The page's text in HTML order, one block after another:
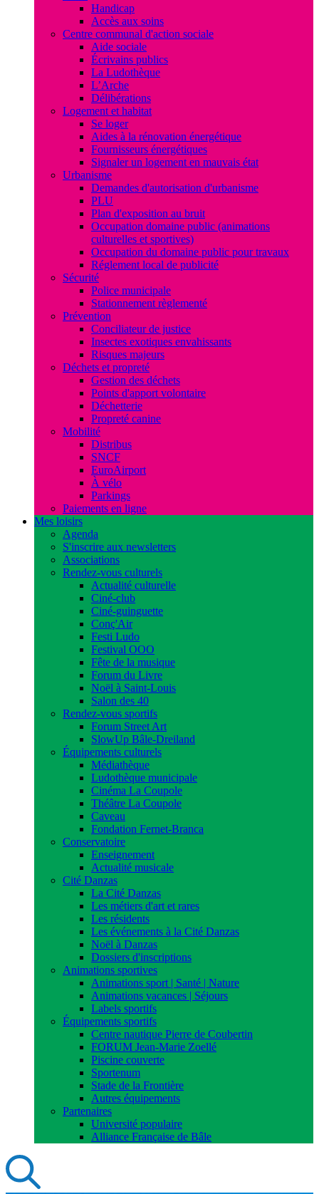
Handicap
Accès aux soins
Centre communal d'action sociale
Aide sociale
Écrivains publics
La Ludothèque
L’Arche
Délibérations
Logement et habitat
Se loger
Aides à la rénovation énergétique
Fournisseurs énergétiques
Signaler un logement en mauvais état
Urbanisme
Demandes d'autorisation d'urbanisme
PLU
Plan d'exposition au bruit
Occupation domaine public (animations
culturelles et sportives)
Occupation du domaine public pour travaux
Réglement local de publicité
Sécurité
Police municipale
Stationnement règlementé
Prévention
Conciliateur de justice
Insectes exotiques envahissants
Risques majeurs
Déchets et propreté
Gestion des déchets
Points d'apport volontaire
Déchetterie
Propreté canine
Mobilité
Distribus
SNCF
EuroAirport
À vélo
Parkings
Paiements en ligne
Mes loisirs
Agenda
S'inscrire aux newsletters
Associations
Rendez-vous culturels
Actualité culturelle
Ciné-club
Ciné-guinguette
Conç'Air
Festi Ludo
Festival OOO
Fête de la musique
Forum du Livre
Noël à Saint-Louis
Salon des 40
Rendez-vous sportifs
Forum Street Art
SlowUp Bâle-Dreiland
Équipements culturels
Médiathèque
Ludothèque municipale
Cinéma La Coupole
Théâtre La Coupole
Caveau
Fondation Fernet-Branca
Conservatoire
Enseignement
Actualité musicale
Cité Danzas
La Cité Danzas
Les métiers d'art et rares
Les résidents
Les événements à la Cité Danzas
Noël à Danzas
Dossiers d'inscriptions
Animations sportives
Animations sport | Santé | Nature
Animations vacances | Séjours
Labels sportifs
Équipements sportifs
Centre nautique Pierre de Coubertin
FORUM Jean-Marie Zoellé
Piscine couverte
Sportenum
Stade de la Frontière
Autres équipements
Partenaires
Université populaire
Alliance Française de Bâle